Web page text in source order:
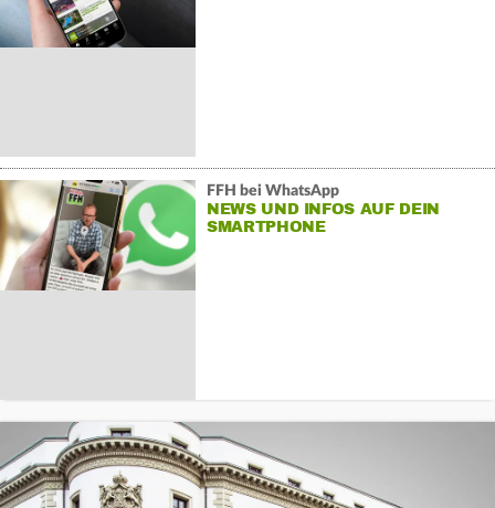
FFH bei WhatsApp
NEWS UND INFOS AUF DEIN
SMARTPHONE